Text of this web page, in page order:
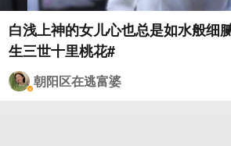
白浅上神的女儿心也总是如水般细腻温
朝阳区在逃富婆